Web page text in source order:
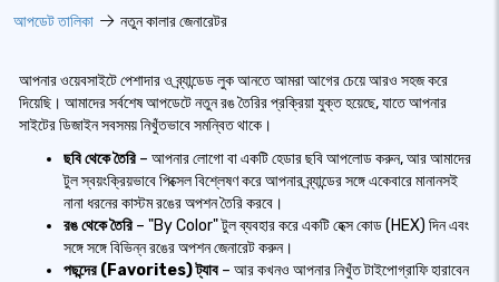
আপডেট তালিকা নতুন কালার জেনারেটর
আপনার ওয়েবসাইটে পেশাদার ও ব্র্যান্ডেড লুক আনতে আমরা আগের চেয়ে আরও সহজ করে
দিয়েছি। আমাদের সর্বশেষ আপডেটে নতুন রঙ তৈরির প্রক্রিয়া যুক্ত হয়েছে, যাতে আপনার
সাইটের ডিজাইন সবসময় নিখুঁতভাবে সমন্বিত থাকে।
ছবি থেকে তৈরি– আপনার লোগো বা একটি হেডার ছবি আপলোড করুন, আর আমাদের
টুল স্বয়ংক্রিয়ভাবে পিক্সেল বিশ্লেষণ করে আপনার ব্র্যান্ডের সঙ্গে একেবারে মানানসই
নানা ধরনের কাস্টম রঙের অপশন তৈরি করবে।
রঙ থেকে তৈরি– "By Color" টুল ব্যবহার করে একটি হেক্স কোড (HEX) দিন এবং
সঙ্গে সঙ্গে বিভিন্ন রঙের অপশন জেনারেট করুন।
পছন্দের (Favorites) ট্যাব– আর কখনও আপনার নিখুঁত টাইপোগ্রাফি হারাবেন